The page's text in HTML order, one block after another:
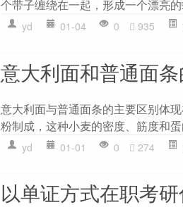
个带子缠绕在一起，形成一个漂亮
yd 01-04 0 935
意大利面和普通面
意大利面与普通面条的主要区别体
粉制成，这种小麦的密度、筋度和
yd 01-01 0 274
以单证方式在职考